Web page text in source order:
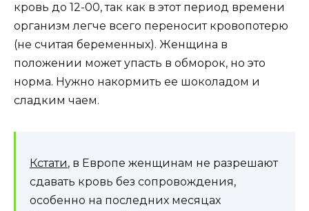
кровь до 12-00, так как в этот период времени
организм легче всего переносит кровопотерю
(не считая беременных). Женщина в
положении может упасть в обморок, но это
норма. Нужно накормить ее шоколадом и
сладким чаем.
Кстати, в Европе женщинам не разрешают
сдавать кровь без сопровождения,
особенно на последних месяцах